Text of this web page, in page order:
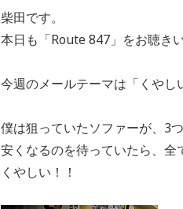
柴田です。
本日も「Route 847」をお聴き
今週のメールテーマは「くやし
僕は狙っていたソファーが、3
安くなるのを待っていたら、全
くやしい！！